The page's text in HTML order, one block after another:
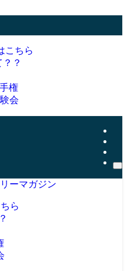
こちら
？
権
会
減らそう
ーマガジン
ら